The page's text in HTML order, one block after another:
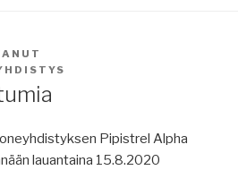
Pipistrel Alpha
lauantaina 15.8.2020